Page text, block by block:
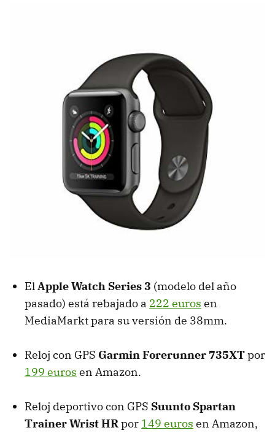
ElApple Watch Series 3 (modelo del año
pasado) está rebajado a 222 euros en
MediaMarkt para su versión de 38mm.
Reloj con GPS Garmin Forerunner 735XTpor
199 euros en Amazon.
Reloj deportivo con GPS Suunto Spartan
Trainer Wrist HRpor 149 euros en Amazon,